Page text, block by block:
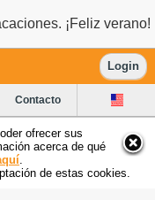
¡Feliz verano!
Login
Contacto
ofrecer sus
acerca de qué
de estas cookies.